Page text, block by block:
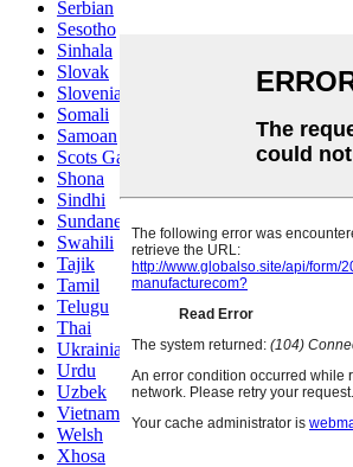
Serbian
Sesotho
Sinhala
Slovak
Slovenian
Somali
Samoan
Scots Gaelic
Shona
Sindhi
Sundanese
Swahili
Tajik
Tamil
Telugu
Thai
Ukrainian
Urdu
Uzbek
Vietnamese
Welsh
Xhosa